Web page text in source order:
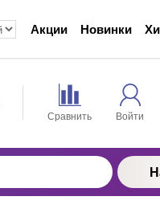
Акции Новинки
Сравнить Войти